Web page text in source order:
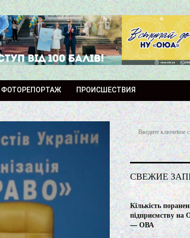
ФОТОРЕПОРТАЖ ПРОИСШЕСТВИЯ
S
e
a
r
c
h
f
o
r
:
СВЕЖИЕ
Кількість
підприємству на
— ОВА